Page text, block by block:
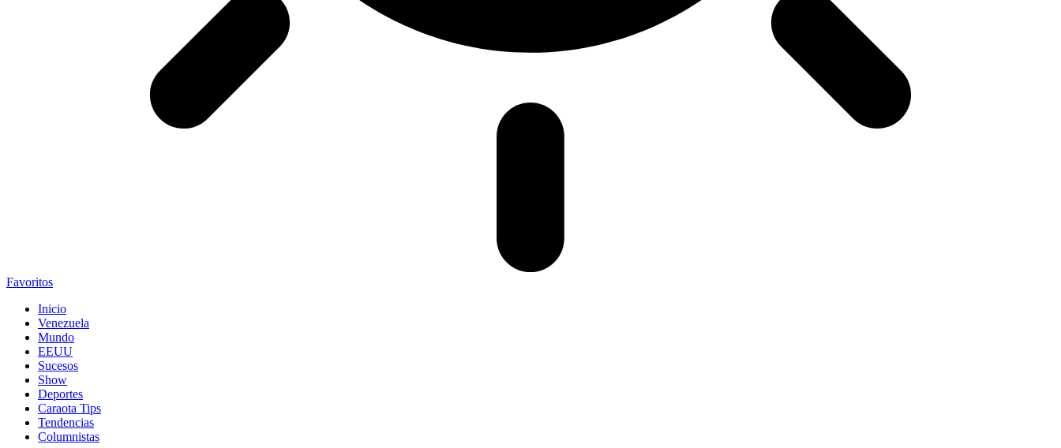
Favoritos
Inicio
Venezuela
Mundo
EEUU
Sucesos
Show
Deportes
Caraota Tips
Tendencias
Columnistas